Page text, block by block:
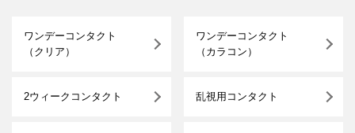
ワンデーコンタクト
（クリア）
ワンデーコンタクト
（カラコン）
2ウィークコンタクト 乱視用コンタクト